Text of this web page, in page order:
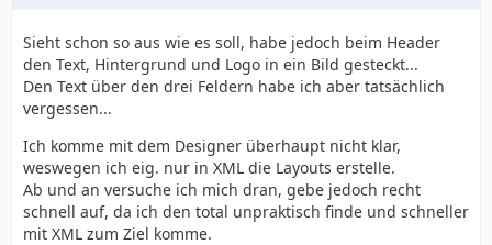
Sieht schon so aus wie es soll, habe jedoch beim Header
den Text, Hintergrund und Logo in ein Bild gesteckt...
Den Text über den drei Feldern habe ich aber tatsächlich
vergessen...
Ich komme mit dem Designer überhaupt nicht klar,
weswegen ich eig. nur in XML die Layouts erstelle.
Ab und an versuche ich mich dran, gebe jedoch recht
schnell auf, da ich den total unpraktisch finde und schneller
mit XML zum Ziel komme.